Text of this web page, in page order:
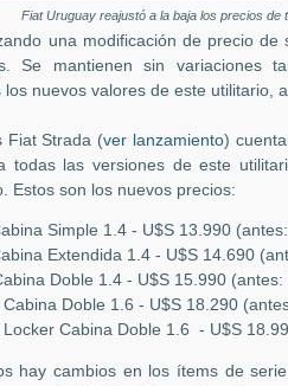
Fiat Uruguay reajustó a la baja los precios de
una modificación de precio
Se mantienen sin variaciones
nuevos valores de este utilitario,
Fiat Strada (ver lanzamiento)
todas las versiones de este
Estos son los nuevos precios:
Simple 1.4 - U$S 13.990
Extendida 1.4 - U$S 14.690
Doble 1.4 - U$S 15.990 (antes:
Doble 1.6 - U$S 18.290
Locker Cabina Doble 1.6 - U$S
hay cambios en los ítems de